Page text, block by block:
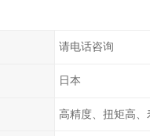
请电话咨询
日本
高精度、扭矩高、